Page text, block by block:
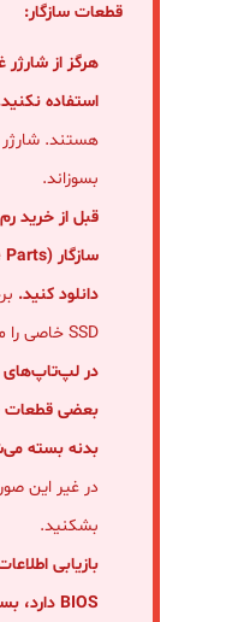
قطعات سازگار:
استفاده
هستند. شارژر
بسوزاند.
دانلود کنید.
SSD خاصی را می‌پذیرند.
بعضی قطعات
بدنه بسته
در غیر این
بشکنید.
BIOS دارد، بسیار سخت است.